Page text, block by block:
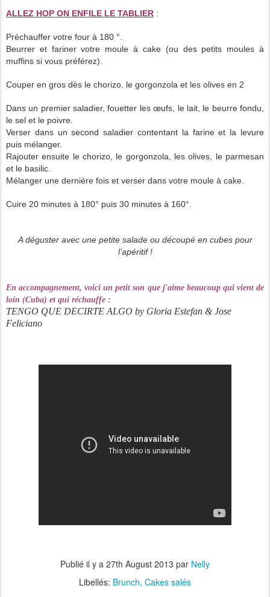
ALLEZ HOP ON ENFILE LE TABLIER :
Préchauffer votre four à 180 °.
Beurrer et fariner votre moule à cake (ou des petits moules à
muffins si vous préférez).
Couper en gros dès le chorizo, le gorgonzola et les olives en 2
Dans un premier saladier, fouetter les œufs, le lait, le beurre fondu,
le sel et le poivre.
Verser dans un second saladier contentant la farine et la levure
puis mélanger.
Rajouter ensuite le chorizo, le gorgonzola, les olives, le parmesan
et le basilic.
Mélanger une dernière fois et verser dans votre moule à cake.
Cuire 20 minutes à 180° puis 30 minutes à 160°.
A déguster avec une petite salade ou découpé en cubes pour
l’apéritif !
En accompagnement, voici un petit son que j'aime beaucoup qui vient de
loin (Cuba) et qui réchauffe :
TENGO QUE DECIRTE ALGO by Gloria Estefan & Jose
Feliciano
Publié il y a 27th August 2013 par Nelly
Libellés: Brunch Cakes salés